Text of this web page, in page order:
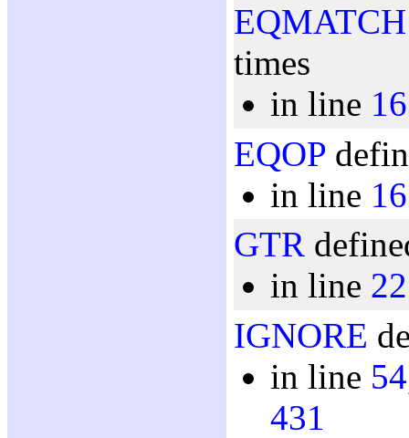
EQMATCH
times
in line
EQOP
in line
GTR
in line
IGNORE
in line 54
431